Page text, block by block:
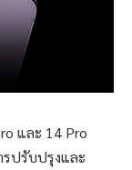
และ 14 Pro
รปรับปรุงและ